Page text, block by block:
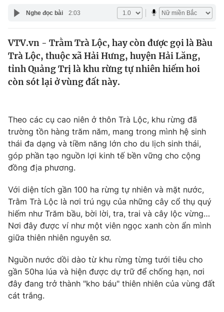
Pháp luật
Thế giới
Tin tức
Câu chuyện quốc tế
Tài chính
Thị trường
Góc doanh nghiệp
Dữ liệu và đời sống
Truyền hình
Phim VTV
Hậu trường
Nhân vật
Khán giả
Điện ảnh
Âm nhạc
Sao
Đời sống
Du lịch
Chất lượng cuộc sống
Giáo dục
Tuyển sinh
Học trực tuyến
Công nghệ
Hitech Công nghệ tương lai
Giao lưu trực tuyến
Công nghệ
Nghe đọc bài 2:03
VTV.vn - Trằm Trà Lộc, hay còn được gọi là Bàu
Trà Lộc, thuộc xã Hải Hưng, huyện Hải Lăng,
tỉnh Quảng Trị là khu rừng tự nhiên hiếm hoi
còn sót lại ở vùng đất này.
Theo các cụ cao niên ở thôn Trà Lộc, khu rừng đã
trường tồn hàng trăm năm, mang trong mình hệ sinh
thái đa dạng và tiềm năng lớn cho du lịch sinh thái,
góp phần tạo nguồn lợi kinh tế bền vững cho cộng
đồng địa phương.
Với diện tích gần 100 ha rừng tự nhiên và mặt nước,
Trằm Trà Lộc là nơi trú ngụ của những cây cổ thụ quý
hiếm như Trăm bầu, bời lời, tra, trai và cây lộc vừng…
Nơi đây được ví như một viên ngọc xanh còn ẩn mình
giữa thiên nhiên nguyên sơ.
Nguồn nước dồi dào từ khu rừng từng tưới tiêu cho
gần 50ha lúa và hiện được dự trữ để chống hạn, nơi
đây đang trở thành "kho báu" thiên nhiên của vùng đất
cát trắng.